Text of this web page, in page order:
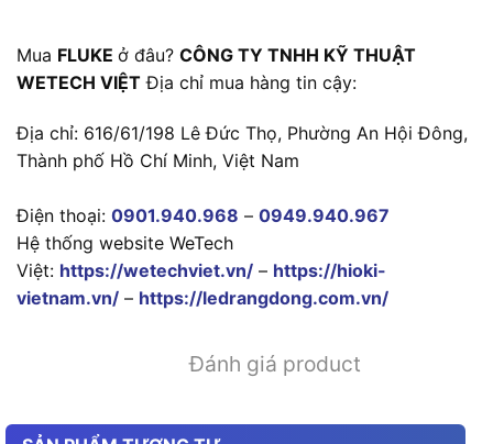
Mua FLUKE ở đâu? CÔNG TY TNHH KỸ THUẬT
WETECH VIỆT Địa chỉ mua hàng tin cậy:
Địa chỉ: 616/61/198 Lê Đức Thọ, Phường An Hội Đông,
Thành phố Hồ Chí Minh, Việt Nam
Điện thoại: 0901.940.968 – 0949.940.967
Hệ thống website WeTech
Việt: https://wetechviet.vn/ – https://hioki-
vietnam.vn/ – https://ledrangdong.com.vn/
Đánh giá product